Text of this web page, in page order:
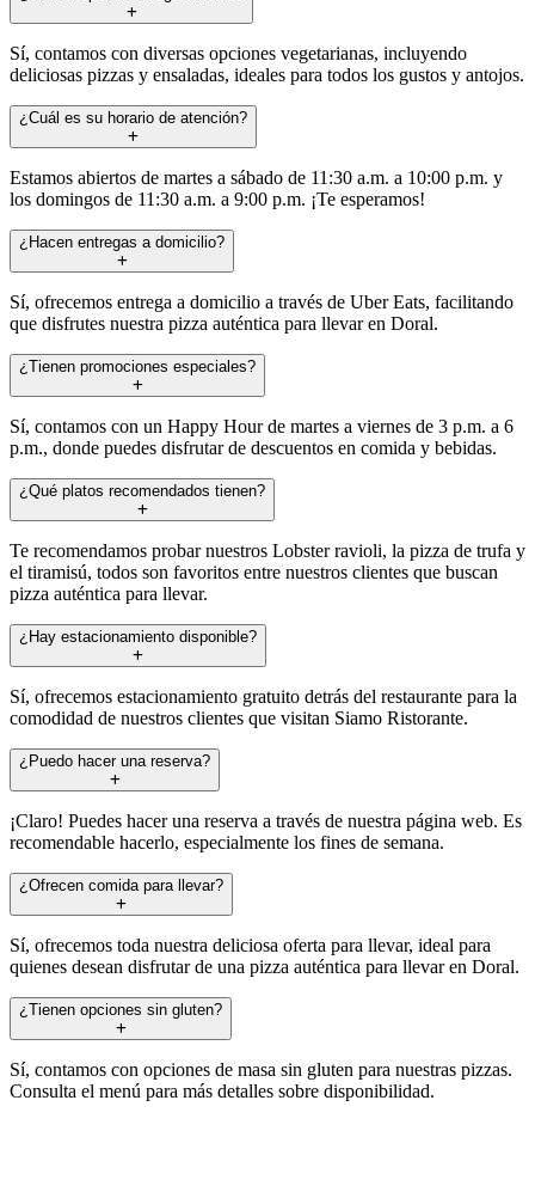
Sí, contamos con diversas opciones vegetarianas, incluyendo
deliciosas pizzas y ensaladas, ideales para todos los gustos y antojos.
¿Cuál es su horario de atención?
Estamos abiertos de martes a sábado de 11:30 a.m. a 10:00 p.m. y
los domingos de 11:30 a.m. a 9:00 p.m. ¡Te esperamos!
¿Hacen entregas a domicilio?
Sí, ofrecemos entrega a domicilio a través de Uber Eats, facilitando
que disfrutes nuestra pizza auténtica para llevar en Doral.
¿Tienen promociones especiales?
Sí, contamos con un Happy Hour de martes a viernes de 3 p.m. a 6
p.m., donde puedes disfrutar de descuentos en comida y bebidas.
¿Qué platos recomendados tienen?
Te recomendamos probar nuestros Lobster ravioli, la pizza de trufa y
el tiramisú, todos son favoritos entre nuestros clientes que buscan
pizza auténtica para llevar.
¿Hay estacionamiento disponible?
Sí, ofrecemos estacionamiento gratuito detrás del restaurante para la
comodidad de nuestros clientes que visitan Siamo Ristorante.
¿Puedo hacer una reserva?
¡Claro! Puedes hacer una reserva a través de nuestra página web. Es
recomendable hacerlo, especialmente los fines de semana.
¿Ofrecen comida para llevar?
Sí, ofrecemos toda nuestra deliciosa oferta para llevar, ideal para
quienes desean disfrutar de una pizza auténtica para llevar en Doral.
¿Tienen opciones sin gluten?
Sí, contamos con opciones de masa sin gluten para nuestras pizzas.
Consulta el menú para más detalles sobre disponibilidad.